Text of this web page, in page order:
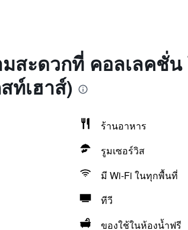
สะดวกที่ คอลเลคชั่น
ท์เฮาส์)
ร้านอาหาร
รูมเซอร์วิส
มี Wi-Fi ในทุกพื้นที่
ทีวี
ของใช้ในห้องน้ำฟรี